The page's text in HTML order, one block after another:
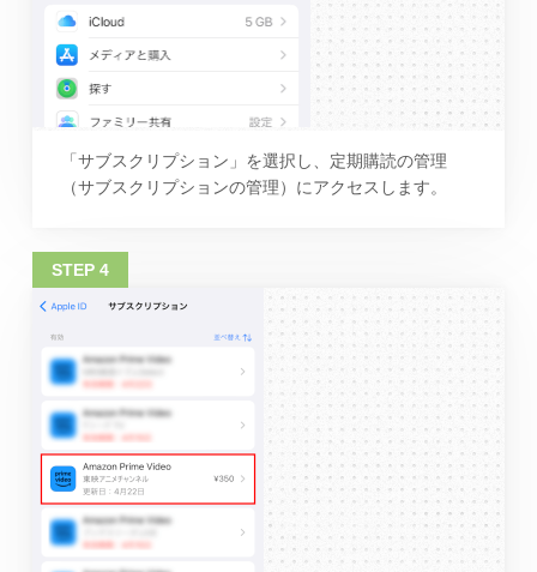
「サブスクリプション」を選択し、定期購読の管理
（サブスクリプションの管理）にアクセスします。